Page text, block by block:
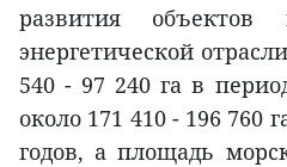
развития объектов
энергетической
540 - 97 240 га в
около 171 410 - 196 760
годов, а площадь